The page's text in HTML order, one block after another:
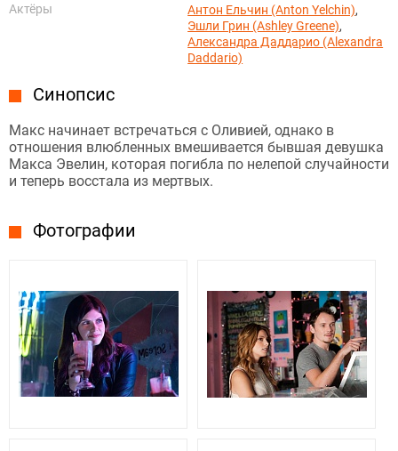
Актёры
Антон Ельчин (Anton Yelchin),
Эшли Грин (Ashley Greene),
Александра Даддарио (Alexandra
Daddario)
Синопсис
Макс начинает встречаться с Оливией, однако в
отношения влюбленных вмешивается бывшая девушка
Макса Эвелин, которая погибла по нелепой случайности
и теперь восстала из мертвых.
Фотографии